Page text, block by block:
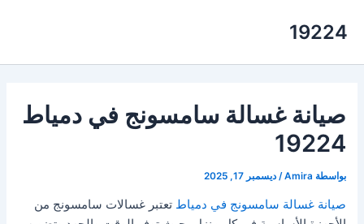
19224
صيانة غسالة سامسونج في دمياط
19224
بواسطة Amira
/ديسمبر 17, 2025
صيانة غسالة سامسونج في دمياطتعتبر غسالات سامسونج من